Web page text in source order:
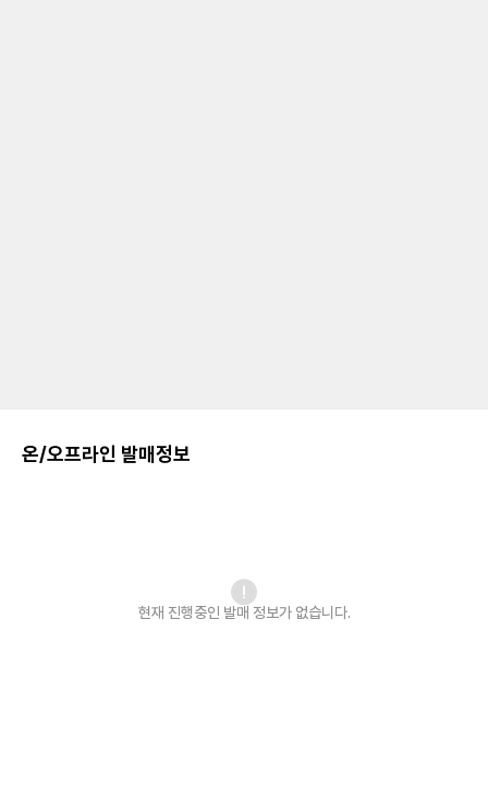
온/오프라인 발매정보
현재 진행중인 발매 정보가 없습니다.